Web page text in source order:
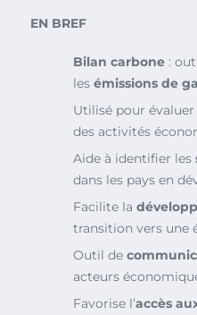
EN BREF
Bilan carbone :
les émissions de
Utilisé pour évaluer
des activités
Aide à identifier les
dans les pays en
Facilite la
transition vers une
Outil de
acteurs
Favorise l’accès